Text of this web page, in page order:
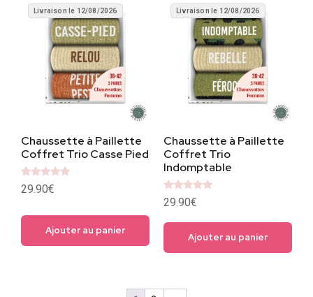
Chaussette à Paillette
Coffret Trio Casse Pied
Note
5
29.90€
Ajouter au panier
Livraison le 12/08/2026
Chaussette à Paillette
Coffret Trio
Indomptable
Note
5
29.90€
Ajouter au panier
Livraison le 12/08/2026